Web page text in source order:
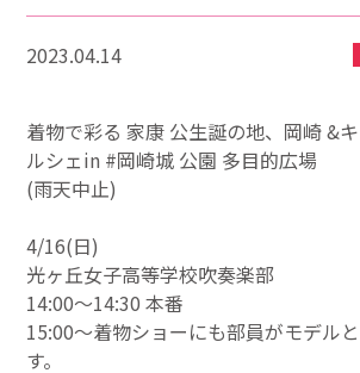
2023.04.14
着物で彩る 家康 公生誕の地、岡崎 &
ルシェin #岡崎城 公園 多目的広場
(雨天中止)
4/16(日)
光ヶ丘女子高等学校吹奏楽部
14:00〜14:30 本番
15:00〜着物ショーにも部員がモデル
す。